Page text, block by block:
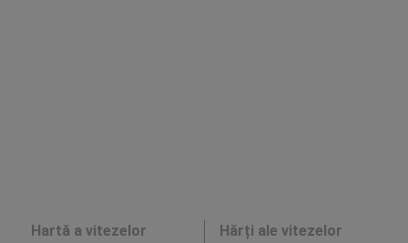
Hartă a vitezelor
Hărți ale vitezelor